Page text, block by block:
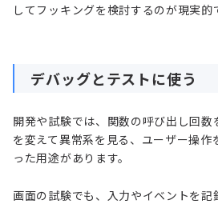
してフッキングを検討するのが現実的
デバッグとテストに使う
開発や試験では、関数の呼び出し回
を変えて異常系を見る、ユーザー操作
った用途があります。
画面の試験でも、入力やイベントを記